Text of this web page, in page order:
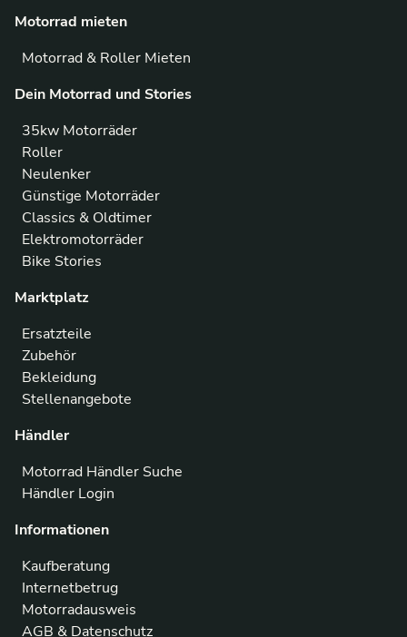
Motorrad mieten
Motorrad & Roller Mieten
Dein Motorrad und Stories
35kw Motorräder
Roller
Neulenker
Günstige Motorräder
Classics & Oldtimer
Elektromotorräder
Bike Stories
Marktplatz
Ersatzteile
Zubehör
Bekleidung
Stellenangebote
Händler
Motorrad Händler Suche
Händler Login
Informationen
Kaufberatung
Internetbetrug
Motorradausweis
AGB & Datenschutz